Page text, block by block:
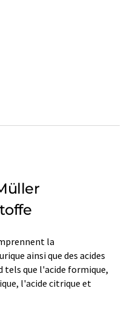
la
ainsi que des acides
tels que l'acide formique,
l'acide citrique et